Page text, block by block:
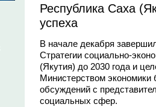
Республика Саха
успеха
В начале декабря
Стратегии социально-
(Якутия) до 2030 года и
Министерством экономики
обсуждений с
социальных сфер.